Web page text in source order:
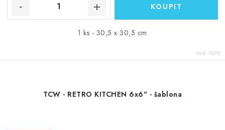
1 ks - 30,5 x 30,5 cm
Kód: 9078
TCW - RETRO KITCHEN 6x6" - šablona